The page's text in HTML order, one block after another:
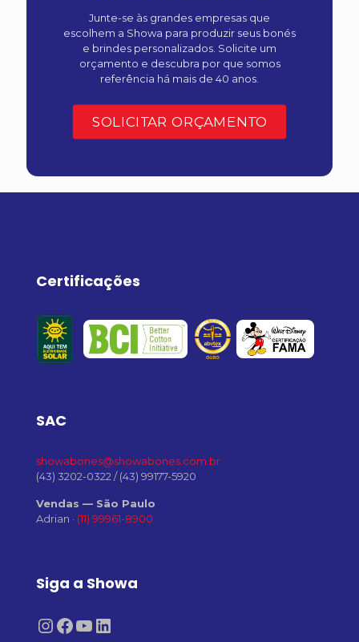
Junte-se às grandes empresas que
escolhem a Showa para produzir seus bonés
e brindes personalizados. Solicite um
orçamento e descubra por que somos
referência há mais de 40 anos.
SOLICITAR ORÇAMENTO
Certificações
SAC
showabones@showabones.com.br
(43) 3202-0322 /(43) 99177-5920
Vendas — São Paulo
Adrian · (11) 99961-8900
Siga a Showa
Instagram
Facebook
Youtube
LinkedIn